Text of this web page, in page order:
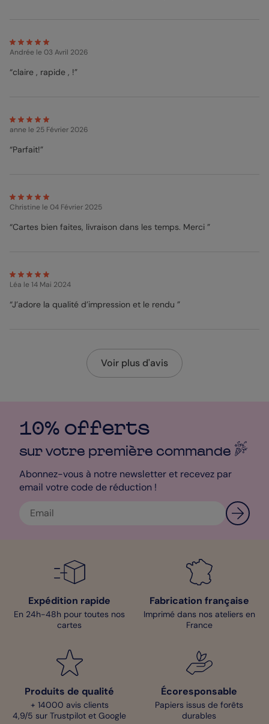
Andrée le 03 Avril 2026
“claire , rapide , !”
anne le 25 Février 2026
“Parfait!”
Christine le 04 Février 2025
“Cartes bien faites, livraison dans les temps. Merci ”
Léa le 14 Mai 2024
“J’adore la qualité d’impression et le rendu ”
Voir plus d'avis
10% offerts
sur votre première commande
Abonnez-vous à notre newsletter et recevez par
email votre code de réduction !
Expédition rapide
En 24h-48h pour toutes nos
cartes
Fabrication française
Imprimé dans nos ateliers en
France
Produits de qualité
+ 14000 avis clients
4,9/5 sur Trustpilot et Google
Écoresponsable
Papiers issus de forêts
durables